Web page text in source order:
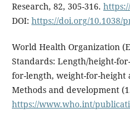
Research, 82, 305-316.
DOI: https://doi.org/10.1038/
World Health Organization
Standards: Length/height-
for-length, weight-for-height
Methods and development
https://www.who.int/